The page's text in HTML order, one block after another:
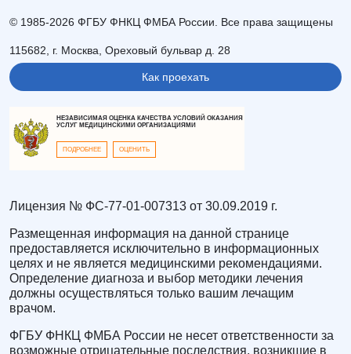
© 1985-2026 ФГБУ ФНКЦ ФМБА России. Все права защищены
115682, г. Москва, Ореховый бульвар д. 28
Как проехать
НЕЗАВИСИМАЯ ОЦЕНКА КАЧЕСТВА УСЛОВИЙ ОКАЗАНИЯ
УСЛУГ МЕДИЦИНСКИМИ ОРГАНИЗАЦИЯМИ
ПОДРОБНЕЕ ОЦЕНИТЬ
Лицензия № ФС-77-01-007313 от 30.09.2019 г.
Размещенная информация на данной странице
предоставляется исключительно в информационных
целях и не является медицинскими рекомендациями.
Определение диагноза и выбор методики лечения
должны осуществляться только вашим лечащим
врачом.
ФГБУ ФНКЦ ФМБА России не несет ответственности за
возможные отрицательные последствия, возникшие в